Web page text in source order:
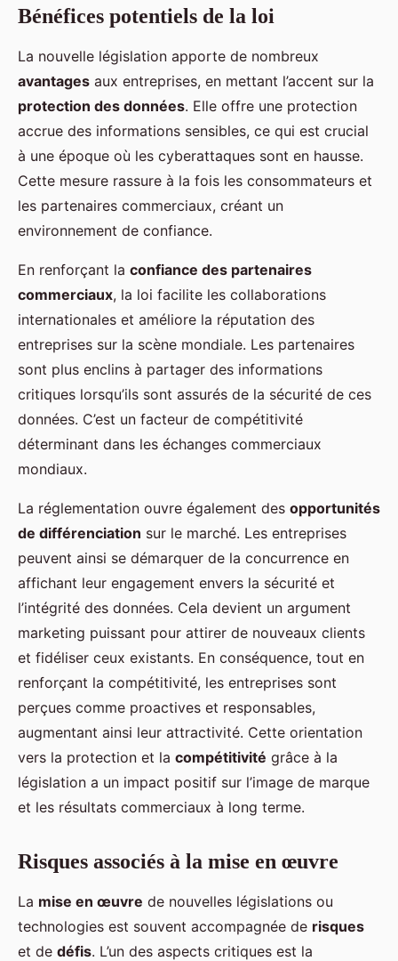
Bénéfices potentiels de la loi
La nouvelle législation apporte de nombreux
avantages aux entreprises, en mettant l’accent sur la
protection des données. Elle offre une protection
accrue des informations sensibles, ce qui est crucial
à une époque où les cyberattaques sont en hausse.
Cette mesure rassure à la fois les consommateurs et
les partenaires commerciaux, créant un
environnement de confiance.
En renforçant la confiance des partenaires
commerciaux, la loi facilite les collaborations
internationales et améliore la réputation des
entreprises sur la scène mondiale. Les partenaires
sont plus enclins à partager des informations
critiques lorsqu’ils sont assurés de la sécurité de ces
données. C’est un facteur de compétitivité
déterminant dans les échanges commerciaux
mondiaux.
La réglementation ouvre également des opportunités
de différenciation sur le marché. Les entreprises
peuvent ainsi se démarquer de la concurrence en
affichant leur engagement envers la sécurité et
l’intégrité des données. Cela devient un argument
marketing puissant pour attirer de nouveaux clients
et fidéliser ceux existants. En conséquence, tout en
renforçant la compétitivité, les entreprises sont
perçues comme proactives et responsables,
augmentant ainsi leur attractivité. Cette orientation
vers la protection et la compétitivité grâce à la
législation a un impact positif sur l’image de marque
et les résultats commerciaux à long terme.
Risques associés à la mise en œuvre
La mise en œuvre de nouvelles législations ou
technologies est souvent accompagnée de risques
et de défis. L’un des aspects critiques est la